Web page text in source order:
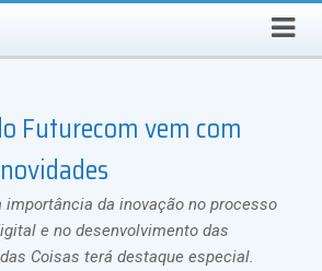
DE 2026 Busca
Futurecom vem com
da inovação no processo
e no desenvolvimento das
Coisas terá destaque especial.